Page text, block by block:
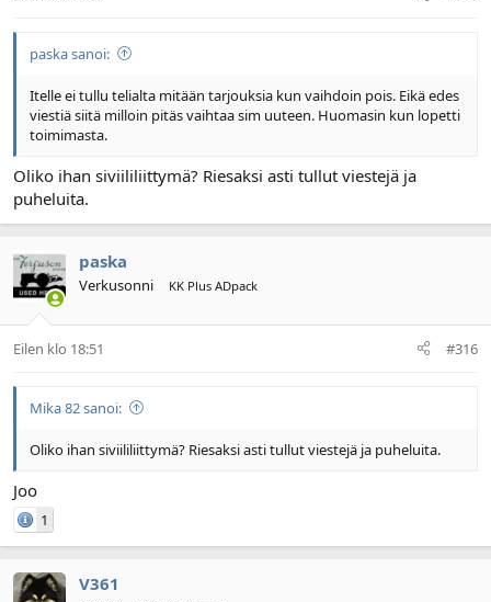
paska sanoi:
Itelle ei tullu telialta mitään tarjouksia kun vaihdoin pois. Eikä edes
viestiä siitä milloin pitäs vaihtaa sim uuteen. Huomasin kun lopetti
toimimasta.
Oliko ihan siviililiittymä? Riesaksi asti tullut viestejä ja
puheluita.
paska
Verkusonni KK Plus ADpack
Eilen klo 18:51 #316
Mika 82 sanoi:
Oliko ihan siviililiittymä? Riesaksi asti tullut viestejä ja puheluita.
Joo
1
V361